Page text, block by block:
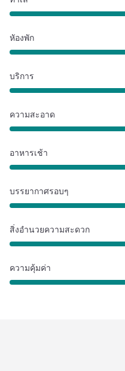
หัองพัก
บริการ
ความสะอาด
อาหารเช้า
บรรยากาศรอบๆ
สิ่งอำนวยความสะดวก
ความคุ้มค่า